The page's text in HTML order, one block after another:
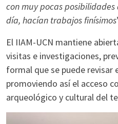
con muy pocas
día, hacían trabajos finísimos
El IIAM-UCN mantiene
visitas e investigaciones,
formal que se puede revisar
promoviendo así el acceso
arqueológico y cultural del